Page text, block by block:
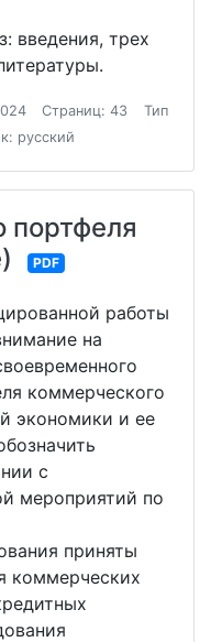
введения, трех
Страниц: 43
Тип
русский
портфеля
PDF
работы
на
коммерческого
экономики и ее
с
мероприятий по
приняты
коммерческих